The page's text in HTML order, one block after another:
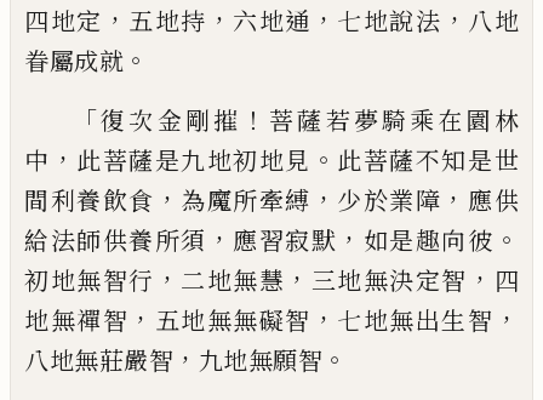
四地定 ， 五地持 ， 六地通 ， 七地說法 ， 八地
眷屬成就 。
「復次金剛摧 ！ 菩薩若夢騎乘在園林
中 ， 此菩薩是九地初地見 。 此菩薩不知是世
間利養飲食 ， 為魔所牽縛 ， 少於業障 ， 應供
給法師供養所須 ， 應習寂默 ， 如是趣向彼 。
初地無智行 ， 二地無慧 ， 三地無決定智 ， 四
地無禪智 ， 五地無無礙智 ， 七地無出生智 ，
八地無莊嚴智 ， 九地無願智 。